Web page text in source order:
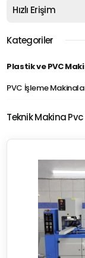
Hızlı Erişim
Kategoriler
Plastik ve PVC
PVC İşleme
Teknik Makina